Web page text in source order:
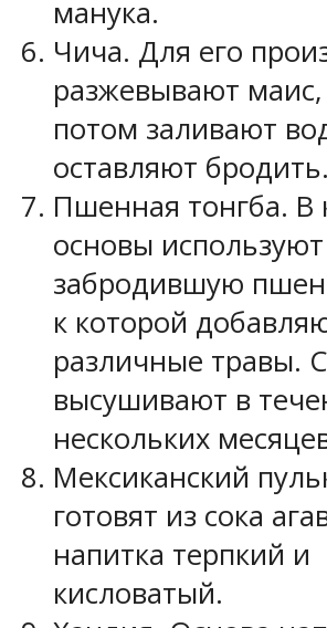
манука.
Чича. Для его
разжевывают
потом заливают
оставляют бродить.
Пшенная тонгба. В
основы используют
забродившую
к которой
различные травы.
высушивают в
нескольких
Мексиканский
готовят из сока
напитка терпкий и
кисловатый.